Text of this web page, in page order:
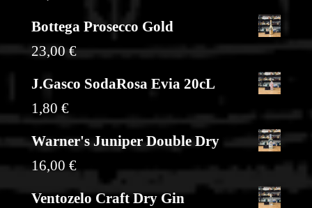
Bottega Prosecco Gold
23,00€
J.Gasco SodaRosa Evia 20cL
1,80 €
Warner's Juniper Double Dry
16,00 €
Ventozelo Craft Dry Gin